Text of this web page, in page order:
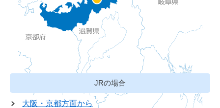
JRの場合
大阪・京都方面から